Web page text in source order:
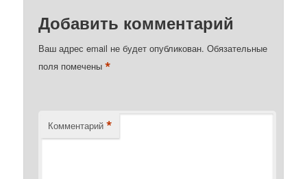
Добавить комментарий
Ваш адрес email не будет опубликован. Обязательные
поля помечены*
Комментарий *